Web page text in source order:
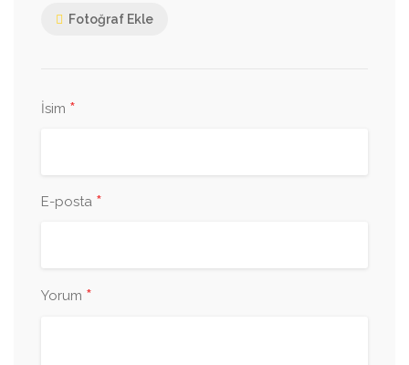
Fotoğraf Ekle
İsim *
E-posta *
Yorum *